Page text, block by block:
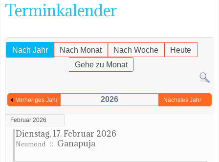
Terminkalender
Nach Jahr Nach Monat Nach Woche
Heute
Gehe zu Monat
Vorheriges Jahr 2026 Nächstes Jahr
Februar 2026
Dienstag, 17. Februar 2026
Neumond :: Ganapuja